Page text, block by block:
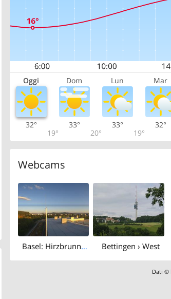
Oggi Dom Lun Mar
32°
19°
33°
20°
33°
19°
32°
Webcams
Basel: Hirzbrunnen: Bäumlihof Gymnasium Bettingen › West
Dati ©